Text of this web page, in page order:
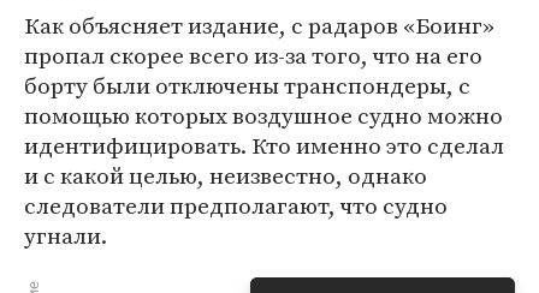
Как объясняет издание, с радаров «Боинг»
пропал скорее всего из-за того, что на его
борту были отключены транспондеры, с
помощью которых воздушное судно можно
идентифицировать. Кто именно это сделал
и с какой целью, неизвестно, однако
следователи предполагают, что судно
угнали.